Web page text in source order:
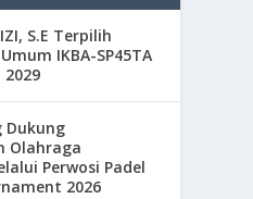
S.E Terpilih
IKBA-SP45TA
2029
Dukung
Olahraga
Perwosi Padel
2026